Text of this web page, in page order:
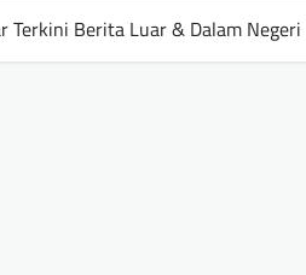
Terkini Berita Luar & Dalam Negeri